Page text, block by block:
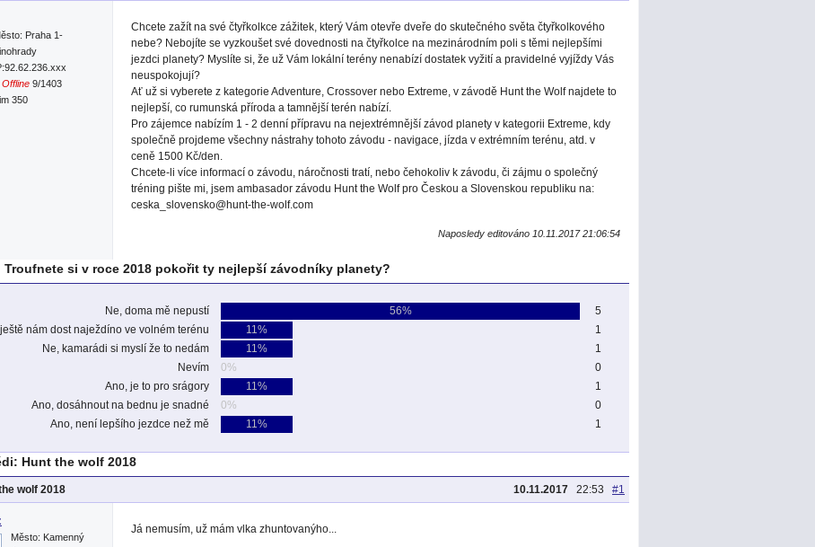
Praha 1-
Offline 9/1403
350
Chcete zažít na své čtyřkolkce zážitek, který Vám otevře dveře do skutečného světa čtyřkolkového
nebe? Nebojíte se vyzkoušet své dovednosti na čtyřkolce na mezinárodním poli s těmi nejlepšími
jezdci planety? Myslíte si, že už Vám lokální terény nenabízí dostatek vyžití a pravidelné vyjíždy Vás
neuspokojují?
Ať už si vyberete z kategorie Adventure, Crossover nebo Extreme, v závodě Hunt the Wolf najdete to
nejlepší, co rumunská příroda a tamnější terén nabízí.
Pro zájemce nabízím 1 - 2 denní přípravu na nejextrémnější závod planety v kategorii Extreme, kdy
společně projdeme všechny nástrahy tohoto závodu - navigace, jízda v extrémním terénu, atd. v
ceně 1500 Kč/den.
Chcete-li více informací o závodu, náročnosti tratí, nebo čehokoliv k závodu, či zájmu o společný
tréning pište mi, jsem ambasador závodu Hunt the Wolf pro Českou a Slovenskou republiku na:
ceska_slovensko@hunt-the-wolf.com
Naposledy editováno 10.11.2017 21:06:54
Troufnete si v roce 2018 pokořit ty nejlepší závodníky planety?
Ne, doma mě nepustí 56%
5
nám dost naježdíno ve volném terénu
11%
1
Ne, kamarádi si myslí že to nedám
11%
1
Nevím
0%
0
Ano, je to pro srágory
11%
1
Ano, dosáhnout na bednu je snadné
0%
0
Ano, není lepšího jezdce než mě
11% 1
Hunt the wolf 2018
10.11.2017 22:53 #1
wolf 2018
Město: Kamenný
Já nemusím, už mám vlka zhuntovanýho...